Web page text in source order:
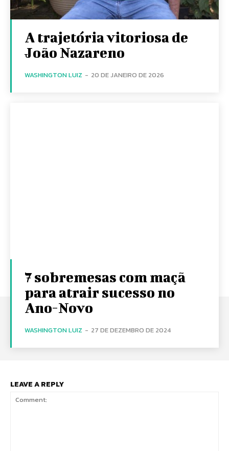
A trajetória vitoriosa de
João Nazareno
WASHINGTON LUIZ - 20 DE JANEIRO DE 2026
7 sobremesas com maçã
para atrair sucesso no
Ano-Novo
WASHINGTON LUIZ - 27 DE DEZEMBRO DE 2024
LEAVE A REPLY